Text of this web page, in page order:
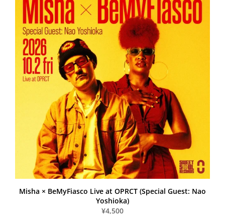
Misha × BeMyFiasco Live at OPRCT (Special Guest: Nao
Yoshioka)
¥4,500